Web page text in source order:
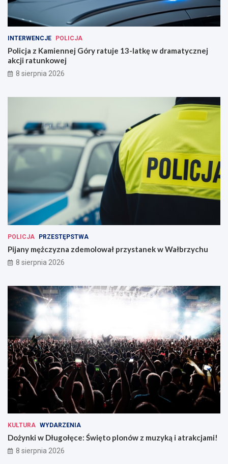
INTERWENCJE POLICJA
Policja z Kamiennej Góry ratuje 13-latkę w dramatycznej
akcji ratunkowej
8 sierpnia 2026
POLICJA PRZESTĘPSTWA
Pijany mężczyzna zdemolował przystanek w Wałbrzychu
8 sierpnia 2026
KULTURA WYDARZENIA
Dożynki w Długołęce: Święto plonów z muzyką i atrakcjami!
8 sierpnia 2026